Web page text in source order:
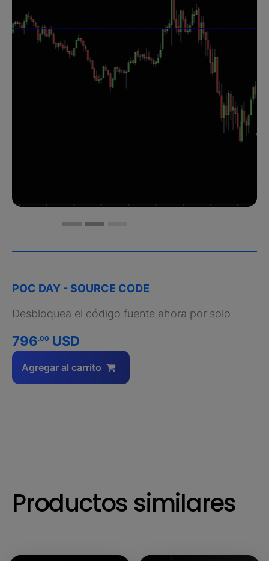
POC DAY - SOURCE CODE
Desbloquea el código fuente ahora por solo
796.00 USD
Agregar al carrito
Productos similares